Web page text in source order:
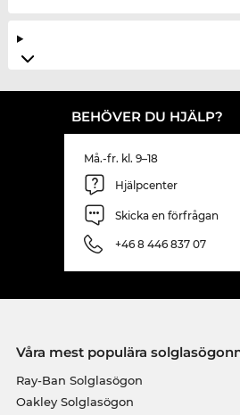
BEHÖVER DU HJÄLP?
Må.-fr. kl. 9–18
Hjälpcenter
Skicka en förfrågan
+46 8 446 837 07
Våra mest populära
Ray-Ban Solglasögon
Oakley Solglasögon